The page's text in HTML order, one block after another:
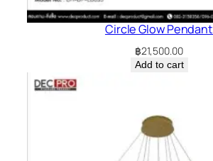
Circle Glow Pendant
฿21,500.00
Add to cart